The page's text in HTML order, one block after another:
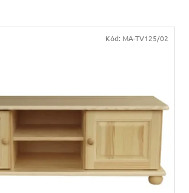
Kód: MA-TV125/02